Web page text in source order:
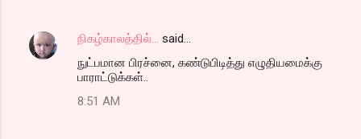
நிகழ்காலத்தில்...
said…
நுட்பமான பிரச்னை, கண்டுபிடித்து எழுதியமைக்கு
பாராட்டுக்கள்..
8:51 AM